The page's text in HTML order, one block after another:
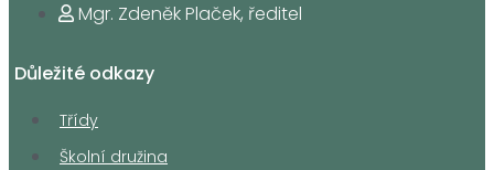
Mgr. Zdeněk Plaček, ředitel
Důležité odkazy
Třídy
Školní družina